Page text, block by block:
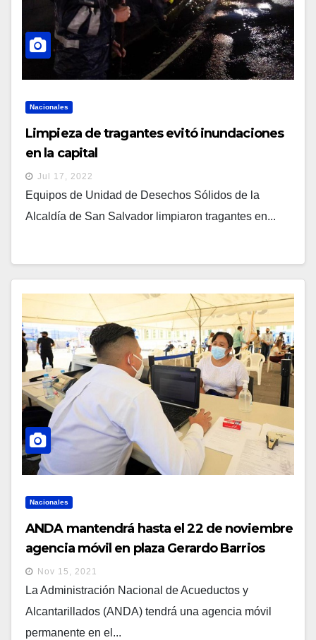
Nacionales
Limpieza de tragantes evitó inundaciones
en la capital
Jul 17, 2022
Equipos de Unidad de Desechos Sólidos de la
Alcaldía de San Salvador limpiaron tragantes en...
Nacionales
ANDA mantendrá hasta el 22 de noviembre
agencia móvil en plaza Gerardo Barrios
Nov 15, 2021
La Administración Nacional de Acueductos y
Alcantarillados (ANDA) tendrá una agencia móvil
permanente en el...